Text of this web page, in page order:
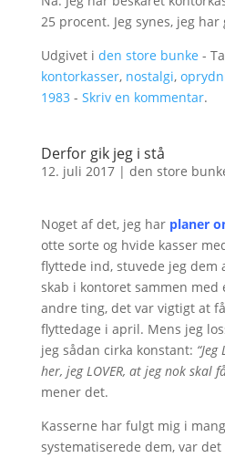
25 procent. Jeg synes, jeg
Udgivet i den store bunke -
kontorkasser, nostalgi,
1983- Skriv en kommentar.
Derfor gik jeg i stå
12. juli 2017| den store
Noget af det, jeg har planer
otte sorte og hvide kasser
flyttede ind, stuvede jeg dem
skab i kontoret sammen
andre ting, det var vigtigt at
flyttedage i april. Mens jeg
jeg sådan cirka konstant:
her, jeg LOVER, at jeg nok skal
mener det.
Kasserne har fulgt mig i
systematiserede dem, var